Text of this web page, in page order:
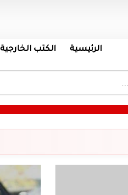
الرئيسية الكتب الخارجية